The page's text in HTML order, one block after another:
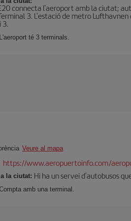
connecta l'aeroport amb la ciutat;
3. L'estació de metro
3.
L'aeroport té 3 terminals.
Veure al mapa
https://www.aeropuertoinfo.com/
la ciutat: Hi ha un servei d'autobusos
amb una terminal.